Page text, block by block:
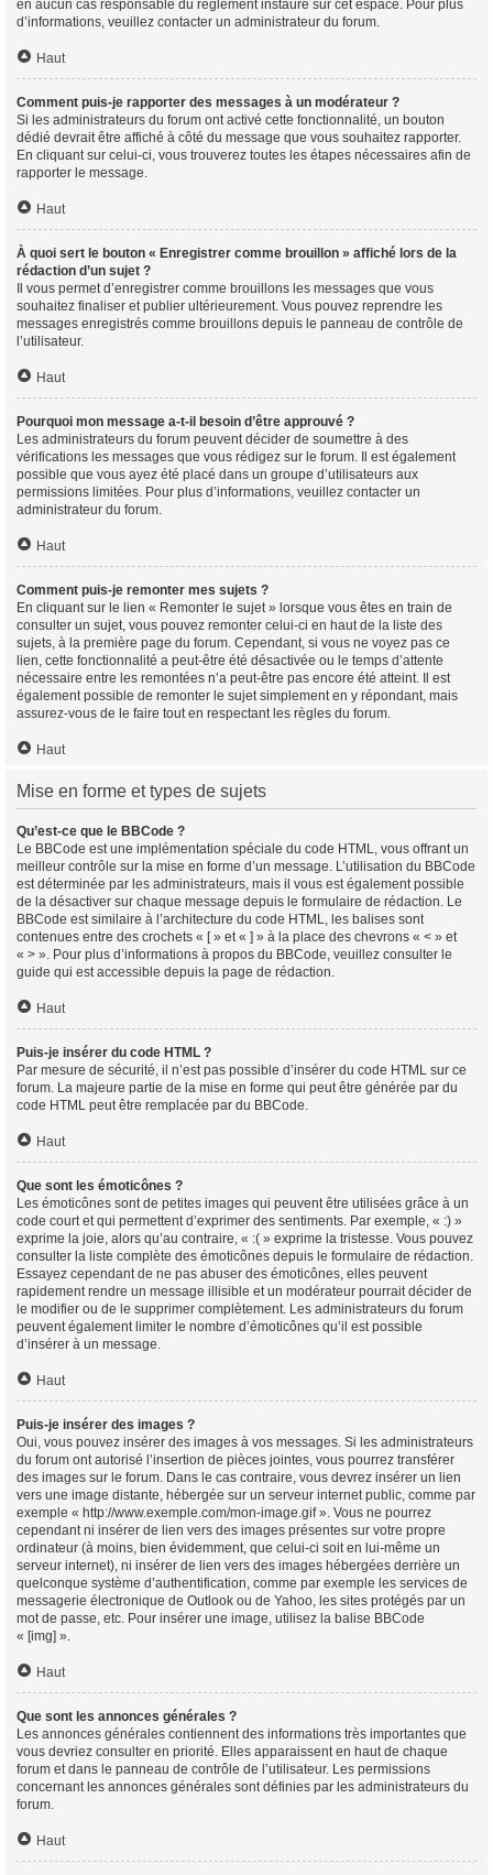
en aucun cas responsable du règlement instauré sur cet espace. Pour plus
d’informations, veuillez contacter un administrateur du forum.
Haut
Comment puis-je rapporter des messages à un modérateur ?
Si les administrateurs du forum ont activé cette fonctionnalité, un bouton
dédié devrait être affiché à côté du message que vous souhaitez rapporter.
En cliquant sur celui-ci, vous trouverez toutes les étapes nécessaires afin de
rapporter le message.
Haut
À quoi sert le bouton « Enregistrer comme brouillon » affiché lors de la
rédaction d’un sujet ?
Il vous permet d’enregistrer comme brouillons les messages que vous
souhaitez finaliser et publier ultérieurement. Vous pouvez reprendre les
messages enregistrés comme brouillons depuis le panneau de contrôle de
l’utilisateur.
Haut
Pourquoi mon message a-t-il besoin d’être approuvé ?
Les administrateurs du forum peuvent décider de soumettre à des
vérifications les messages que vous rédigez sur le forum. Il est également
possible que vous ayez été placé dans un groupe d’utilisateurs aux
permissions limitées. Pour plus d’informations, veuillez contacter un
administrateur du forum.
Haut
Comment puis-je remonter mes sujets ?
En cliquant sur le lien « Remonter le sujet » lorsque vous êtes en train de
consulter un sujet, vous pouvez remonter celui-ci en haut de la liste des
sujets, à la première page du forum. Cependant, si vous ne voyez pas ce
lien, cette fonctionnalité a peut-être été désactivée ou le temps d’attente
nécessaire entre les remontées n’a peut-être pas encore été atteint. Il est
également possible de remonter le sujet simplement en y répondant, mais
assurez-vous de le faire tout en respectant les règles du forum.
Haut
Mise en forme et types de sujets
Qu’est-ce que le BBCode ?
Le BBCode est une implémentation spéciale du code HTML, vous offrant un
meilleur contrôle sur la mise en forme d’un message. L’utilisation du BBCode
est déterminée par les administrateurs, mais il vous est également possible
de la désactiver sur chaque message depuis le formulaire de rédaction. Le
BBCode est similaire à l’architecture du code HTML, les balises sont
contenues entre des crochets « [ » et « ] » à la place des chevrons « < » et
« > ». Pour plus d’informations à propos du BBCode, veuillez consulter le
guide qui est accessible depuis la page de rédaction.
Haut
Puis-je insérer du code HTML ?
Par mesure de sécurité, il n’est pas possible d’insérer du code HTML sur ce
forum. La majeure partie de la mise en forme qui peut être générée par du
code HTML peut être remplacée par du BBCode.
Haut
Que sont les émoticônes ?
Les émoticônes sont de petites images qui peuvent être utilisées grâce à un
code court et qui permettent d’exprimer des sentiments. Par exemple, « :) »
exprime la joie, alors qu’au contraire, « :( » exprime la tristesse. Vous pouvez
consulter la liste complète des émoticônes depuis le formulaire de rédaction.
Essayez cependant de ne pas abuser des émoticônes, elles peuvent
rapidement rendre un message illisible et un modérateur pourrait décider de
le modifier ou de le supprimer complètement. Les administrateurs du forum
peuvent également limiter le nombre d’émoticônes qu’il est possible
d’insérer à un message.
Haut
Puis-je insérer des images ?
Oui, vous pouvez insérer des images à vos messages. Si les administrateurs
du forum ont autorisé l’insertion de pièces jointes, vous pourrez transférer
des images sur le forum. Dans le cas contraire, vous devrez insérer un lien
vers une image distante, hébergée sur un serveur internet public, comme par
exemple « http://www.exemple.com/mon-image.gif ». Vous ne pourrez
cependant ni insérer de lien vers des images présentes sur votre propre
ordinateur (à moins, bien évidemment, que celui-ci soit en lui-même un
serveur internet), ni insérer de lien vers des images hébergées derrière un
quelconque système d’authentification, comme par exemple les services de
messagerie électronique de Outlook ou de Yahoo, les sites protégés par un
mot de passe, etc. Pour insérer une image, utilisez la balise BBCode
« [img] ».
Haut
Que sont les annonces générales ?
Les annonces générales contiennent des informations très importantes que
vous devriez consulter en priorité. Elles apparaissent en haut de chaque
forum et dans le panneau de contrôle de l’utilisateur. Les permissions
concernant les annonces générales sont définies par les administrateurs du
forum.
Haut